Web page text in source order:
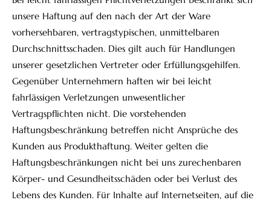
unsere Haftung auf den nach der Art der Ware
vorhersehbaren, vertragstypischen, unmittelbaren
Durchschnittsschaden. Dies gilt auch für Handlungen
unserer gesetzlichen Vertreter oder Erfüllungsgehilfen.
Gegenüber Unternehmern haften wir bei leicht
fahrlässigen Verletzungen unwesentlicher
Vertragspflichten nicht. Die vorstehenden
Haftungsbeschränkung betreffen nicht Ansprüche des
Kunden aus Produkthaftung. Weiter gelten die
Haftungsbeschränkungen nicht bei uns zurechenbaren
Körper- und Gesundheitsschäden oder bei Verlust des
Lebens des Kunden. Für Inhalte auf Internetseiten, auf die